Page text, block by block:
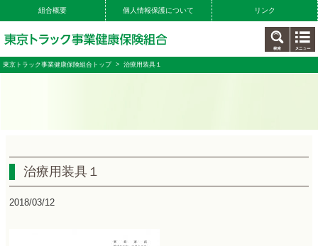
組合概要 個人情報保護について リンク
東京トラック事業健康保険組合トップ> 治療用装具１
治療用装具１
2018/03/12